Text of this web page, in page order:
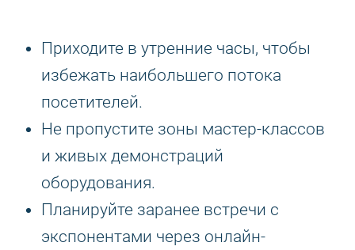
Приходите в утренние часы, чтобы
избежать наибольшего потока
посетителей.
Не пропустите зоны мастер-классов
и живых демонстраций
оборудования.
Планируйте заранее встречи с
экспонентами через онлайн-